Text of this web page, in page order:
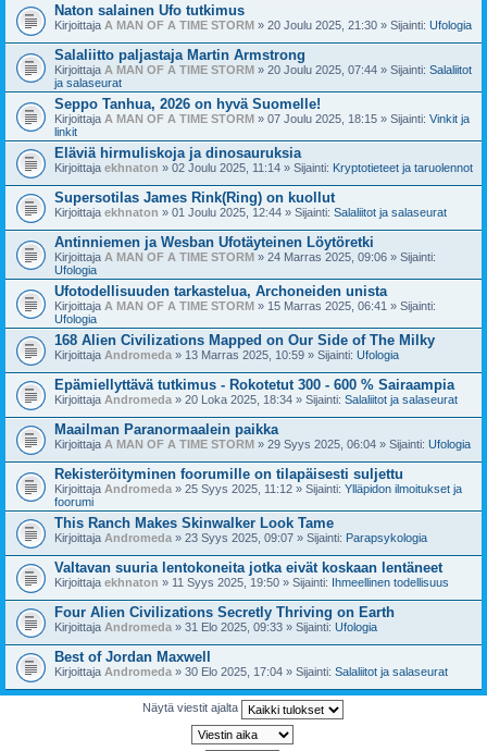
Naton salainen Ufo tutkimus
Kirjoittaja A MAN OF A TIME STORM » 20 Joulu 2025, 21:30 » Sijainti: Ufologia
Salaliitto paljastaja Martin Armstrong
Kirjoittaja A MAN OF A TIME STORM » 20 Joulu 2025, 07:44 » Sijainti: Salaliitot
ja salaseurat
Seppo Tanhua, 2026 on hyvä Suomelle!
Kirjoittaja A MAN OF A TIME STORM » 07 Joulu 2025, 18:15 » Sijainti: Vinkit ja
linkit
Eläviä hirmuliskoja ja dinosauruksia
Kirjoittaja ekhnaton » 02 Joulu 2025, 11:14 » Sijainti: Kryptotieteet ja taruolennot
Supersotilas James Rink(Ring) on kuollut
Kirjoittaja ekhnaton » 01 Joulu 2025, 12:44 » Sijainti: Salaliitot ja salaseurat
Antinniemen ja Wesban Ufotäyteinen Löytöretki
Kirjoittaja A MAN OF A TIME STORM » 24 Marras 2025, 09:06 » Sijainti:
Ufologia
Ufotodellisuuden tarkastelua, Archoneiden unista
Kirjoittaja A MAN OF A TIME STORM » 15 Marras 2025, 06:41 » Sijainti:
Ufologia
168 Alien Civilizations Mapped on Our Side of The Milky
Kirjoittaja Andromeda » 13 Marras 2025, 10:59 » Sijainti: Ufologia
Epämiellyttävä tutkimus - Rokotetut 300 - 600 % Sairaampia
Kirjoittaja Andromeda » 20 Loka 2025, 18:34 » Sijainti: Salaliitot ja salaseurat
Maailman Paranormaalein paikka
Kirjoittaja A MAN OF A TIME STORM » 29 Syys 2025, 06:04 » Sijainti: Ufologia
Rekisteröityminen foorumille on tilapäisesti suljettu
Kirjoittaja Andromeda » 25 Syys 2025, 11:12 » Sijainti: Ylläpidon ilmoitukset ja
foorumi
This Ranch Makes Skinwalker Look Tame
Kirjoittaja Andromeda » 23 Syys 2025, 09:07 » Sijainti: Parapsykologia
Valtavan suuria lentokoneita jotka eivät koskaan lentäneet
Kirjoittaja ekhnaton » 11 Syys 2025, 19:50 » Sijainti: Ihmeellinen todellisuus
Four Alien Civilizations Secretly Thriving on Earth
Kirjoittaja Andromeda » 31 Elo 2025, 09:33 » Sijainti: Ufologia
Best of Jordan Maxwell
Kirjoittaja Andromeda » 30 Elo 2025, 17:04 » Sijainti: Salaliitot ja salaseurat
Näytä viestit ajalta